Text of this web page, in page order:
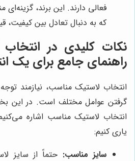
فعالی دارند. این برند،
که به دنبال تعادل بین
نکات کلیدی در
راهنمای جامع برای یک
انتخاب لاستیک مناسب، نیازمند
گرفتن عوامل مختلف است. در این
انتخاب لاستیک مناسب اشاره
یاری کنیم:
سایز مناسب: حتماً از سایز